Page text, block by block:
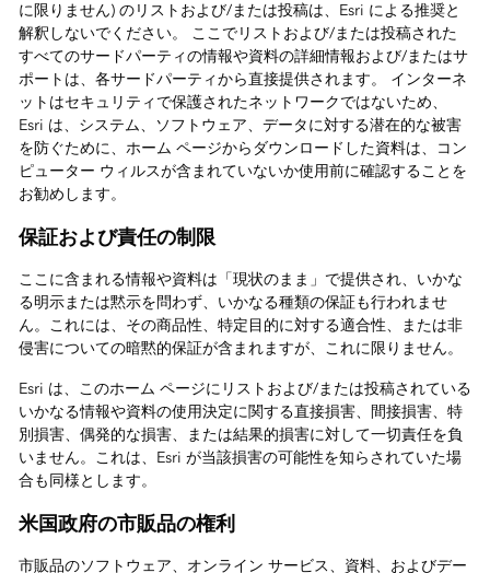
に限りません) のリストおよび/または投稿は、Esri による推奨と
解釈しないでください。 ここでリストおよび/または投稿された
すべてのサードパーティの情報や資料の詳細情報および/またはサ
ポートは、各サードパーティから直接提供されます。 インターネ
ットはセキュリティで保護されたネットワークではないため、
Esri は、システム、ソフトウェア、データに対する潜在的な被害
を防ぐために、ホーム ページからダウンロードした資料は、コン
ピューター ウィルスが含まれていないか使用前に確認することを
お勧めします。
保証および責任の制限
ここに含まれる情報や資料は「現状のまま」で提供され、いかな
る明示または黙示を問わず、いかなる種類の保証も行われませ
ん。これには、その商品性、特定目的に対する適合性、または非
侵害についての暗黙的保証が含まれますが、これに限りません。
Esri は、このホーム ページにリストおよび/または投稿されている
いかなる情報や資料の使用決定に関する直接損害、間接損害、特
別損害、偶発的な損害、または結果的損害に対して一切責任を負
いません。これは、Esri が当該損害の可能性を知らされていた場
合も同様とします。
米国政府の市販品の権利
市販品のソフトウェア、オンライン サービス、資料、およびデー